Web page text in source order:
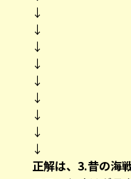
↓
↓
↓
↓
↓
↓
↓
↓
↓
正解は、3.昔の海